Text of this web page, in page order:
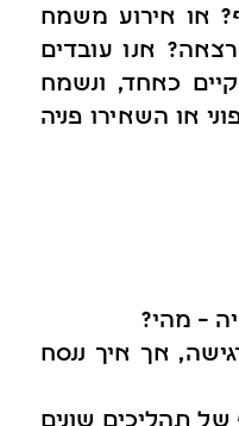
או אירוע משמח
אנו עובדים
כאחד, ונשמח
או השאירו פניה
– מהי?
אך איך ננסח